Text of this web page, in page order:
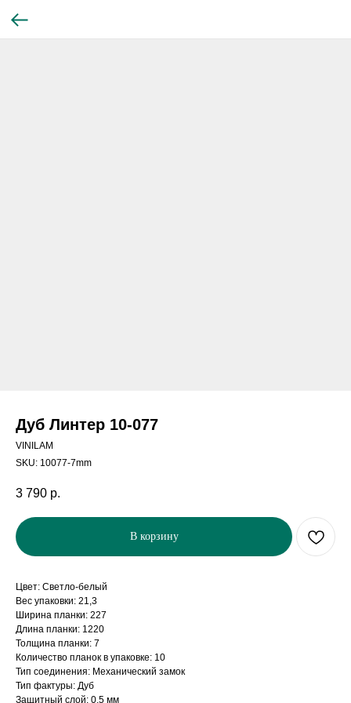
Дуб Линтер 10-077
VINILAM
SKU: 10077-7mm
3 790 р.
В корзину
Цвет: Светло-белый
Вес упаковки: 21,3
Ширина планки: 227
Длина планки: 1220
Толщина планки: 7
Количество планок в упаковке: 10
Тип соединения: Механический замок
Тип фактуры: Дуб
Защитный слой: 0,5 мм